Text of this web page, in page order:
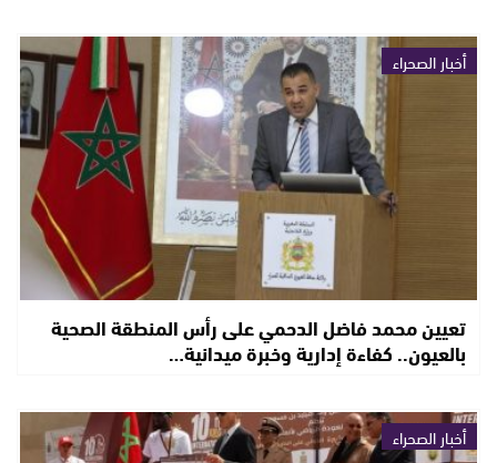
أخبار الصحراء
تعيين محمد فاضل الدحمي على رأس المنطقة الصحية
بالعيون.. كفاءة إدارية وخبرة ميدانية…
أخبار الصحراء